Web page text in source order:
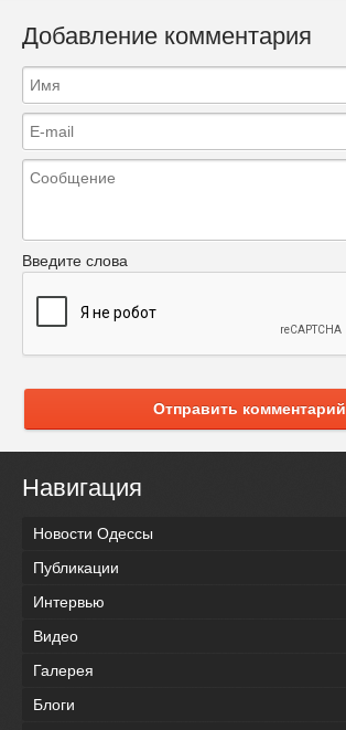
Добавление комментария
Введите слова
Отправить комментарий
Навигация
Новости Одессы
Публикации
Интервью
Видео
Галерея
Блоги